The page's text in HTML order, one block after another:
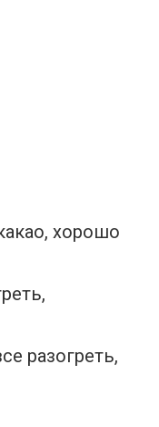
хорошо
разогреть,